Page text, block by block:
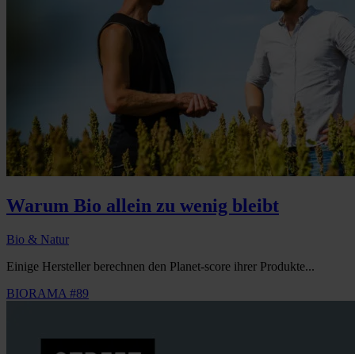
Warum Bio allein zu wenig bleibt
Bio & Natur
Einige Hersteller berechnen den Planet-score ihrer Produkte...
BIORAMA #89